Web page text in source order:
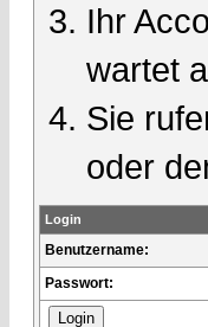
Ihr
wartet
Sie
oder
Login
Benutzername:
Passwort: